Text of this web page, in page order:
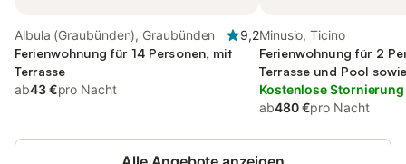
Albula (Graubünden), Graubünden
9,2
Ferienwohnung für 14 Personen, mit
Terrasse
ab43 €pro Nacht
Minusio, Ticino
Ferienwohnung für 2
Terrasse und Pool
Kostenlose Stornierung
ab480 €pro Nacht